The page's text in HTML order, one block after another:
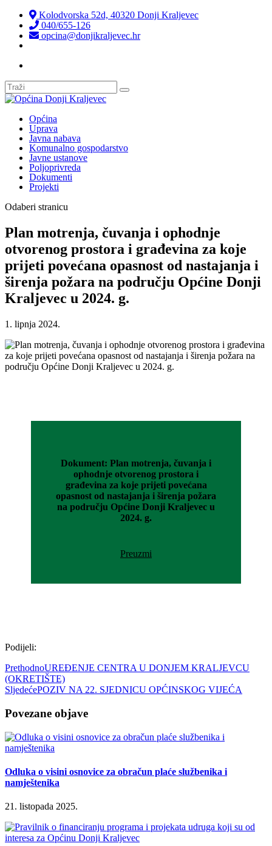
Kolodvorska 52d, 40320 Donji Kraljevec
040/655-126
opcina@donjikraljevec.hr
Općina
Uprava
Javna nabava
Komunalno gospodarstvo
Javne ustanove
Poljoprivreda
Dokumenti
Projekti
Odaberi stranicu
Plan motrenja, čuvanja i ophodnje
otvorenog prostora i građevina za koje
prijeti povećana opasnost od nastajanja i
širenja požara na području Općine Donji
Kraljevec u 2024. g.
1. lipnja 2024.
Dokument: Plan motrenja, čuvanja i
ophodnje otvorenog prostora i
građevina za koje prijeti povećana
opasnost od nastajanja i širenja požara
na području Općine Donji Kraljevec u
2024. g.
Preuzmi
Podijeli:
PrethodnoUREĐENJE CENTRA U DONJEM KRALJEVCU
(OKRETIŠTE)
SljedećePOZIV NA 22. SJEDNICU OPĆINSKOG VIJEĆA
Povezane objave
Odluka o visini osnovice za obračun plaće službenika i
namještenika
21. listopada 2025.